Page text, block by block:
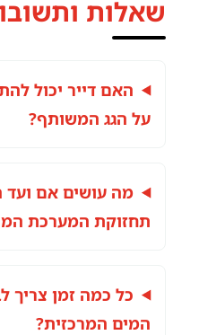
שאלות
האם דייר יכול
על הגג המשותף?
מה עושים אם ועד
תחזוקת המערכת
כל כמה זמן צריך
המים המרכזית?